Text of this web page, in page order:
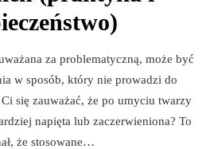
za problematyczną, może być
w sposób, który nie prowadzi do
się zauważać, że po umyciu twarzy
napięta lub zaczerwieniona? To
że stosowane…